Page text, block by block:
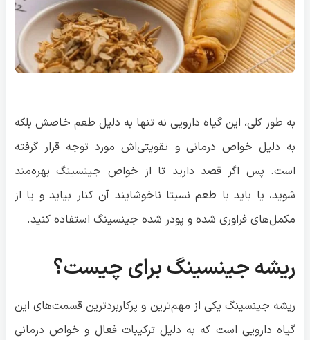
به طور کلی، این گیاه دارویی نه تنها به دلیل طعم خاصش بلکه
به دلیل خواص درمانی و تقویتی‌اش مورد توجه قرار گرفته
است. پس اگر قصد دارید تا از خواص جینسینگ بهره‌مند
شوید، یا باید با طعم نسبتا ناخوشایند آن کنار بیاید و یا از
مکمل‌های فراوری شده و پودر شده جینسینگ استفاده کنید.
ریشه جینسینگ برای چیست؟
ریشه جینسینگ یکی از مهم‌ترین و پرکاربردترین قسمت‌های این
گیاه دارویی است که به دلیل ترکیبات فعال و خواص درمانی